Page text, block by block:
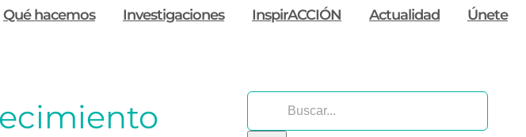
Qué hacemos Investigaciones InspirACCIÓN Actualidad Únete
Buscar: